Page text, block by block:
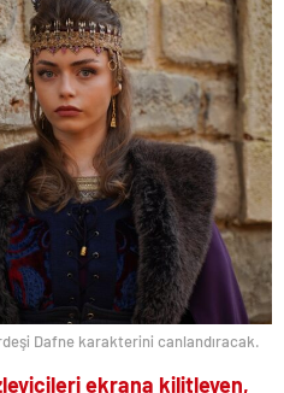
Dafne karakterini canlandıracak.
ekrana kilitleyen,